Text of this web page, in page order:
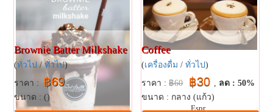
Brownie​ Batter​ Milkshake​
(ทั่วไป/ทั่วไป)
ราคา : ฿69
ขนาด : ()
...
Coffee
(เครื่องดื่ม / ทั่วไป)
ราคา : ฿60 ฿30 , ลด : 50%
ขนาด : กลาง (แก้ว)
Espr...